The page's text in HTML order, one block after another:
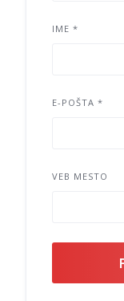
IME *
E-POŠTA *
VEB MESTO